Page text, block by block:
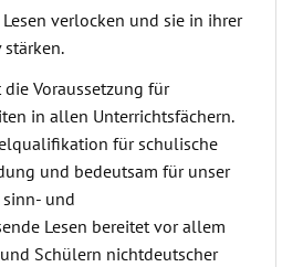
verlocken und sie in ihrer
Voraussetzung für
in allen Unterrichtsfächern.
für schulische
und bedeutsam für unser
sinn- und
Lesen bereitet vor allem
Schülern nichtdeutscher